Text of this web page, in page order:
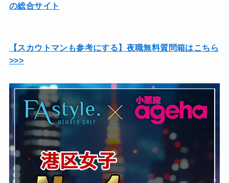
の総合サイト
【スカウトマンも参考にする】夜職無料質問箱はこちら
>>>